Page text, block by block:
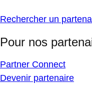
Rechercher un
Pour nos
Partner Connect
Devenir partenaire